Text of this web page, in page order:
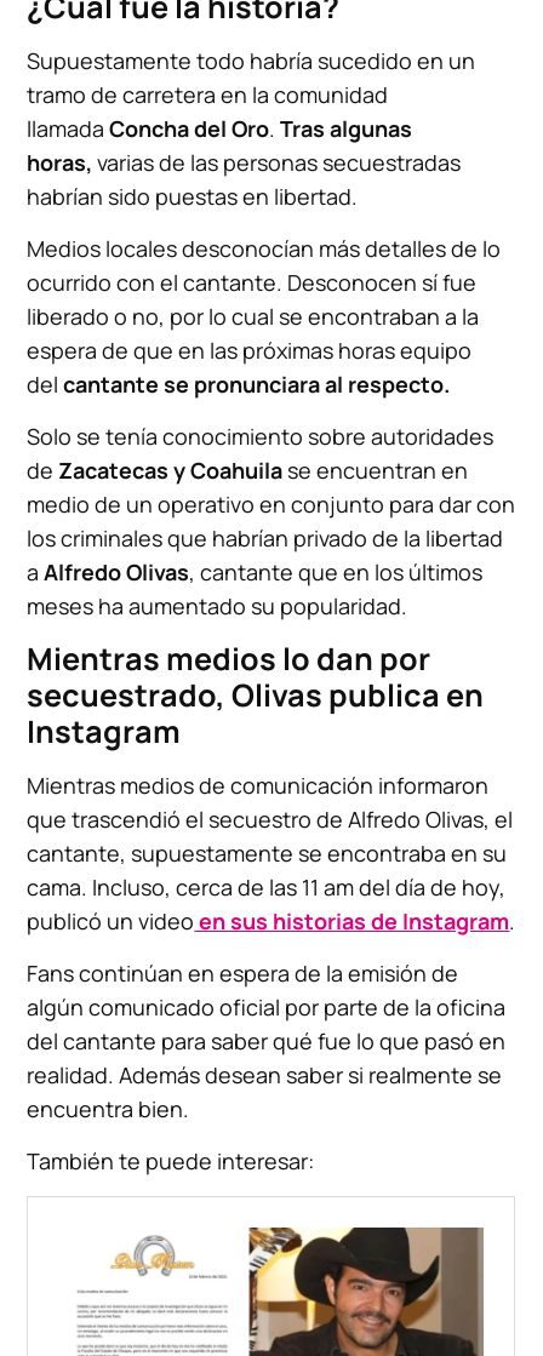
Supuestamente todo habría sucedido en un
tramo de carretera en la comunidad
llamadaConcha del Oro. Tras algunas
horas,varias de las personas secuestradas
habrían sido puestas en libertad.
Medios locales desconocían más detalles de lo
ocurrido con el cantante. Desconocen sí fue
liberado o no, por lo cual se encontraban a la
espera de que en las próximas horas equipo
del cantante se pronunciara al respecto.
Solo se tenía conocimiento sobre autoridades
de Zacatecas y Coahuilase encuentran en
medio de un operativo en conjunto para dar con
los criminales que habrían privado de la libertad
aAlfredo Olivas, cantante que en los últimos
meses ha aumentado su popularidad.
Mientras medios lo dan por
secuestrado, Olivas publica en
Instagram
Mientras medios de comunicación informaron
que trascendió el secuestro de Alfredo Olivas, el
cantante, supuestamente se encontraba en su
cama. Incluso, cerca de las 11 am del día de hoy,
publicó un video en sus historias de Instagram.
Fans continúan en espera de la emisión de
algún comunicado oficial por parte de la oficina
del cantante para saber qué fue lo que pasó en
realidad. Además desean saber si realmente se
encuentra bien.
También te puede interesar: